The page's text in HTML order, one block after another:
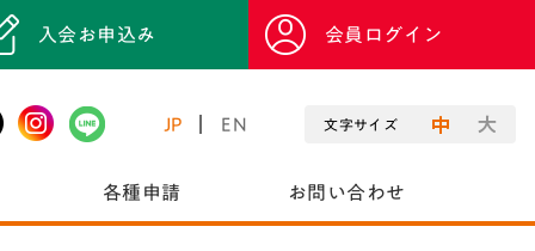
入会お申込み 会員ログイン
JP EN 文字サイズ
各種申請 お問い合わせ